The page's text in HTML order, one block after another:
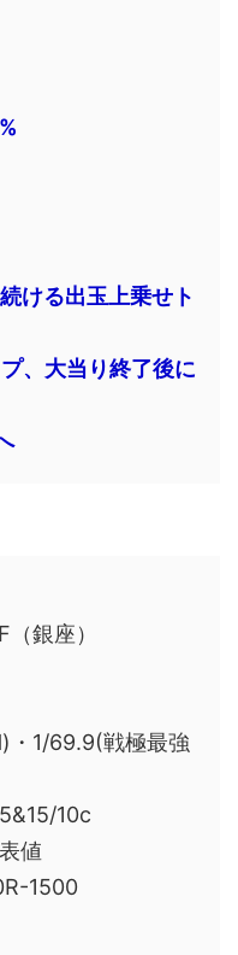
ける出玉上乗せト
、大当り終了後に
銀座）
・1/69.9(戦極最強
10c
値
1500